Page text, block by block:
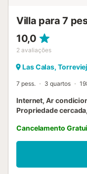
Villa para 7
10,0
2 avaliações
Las Calas,
7 pess. 3 quartos
Internet, Ar
Propriedade
Cancelamento